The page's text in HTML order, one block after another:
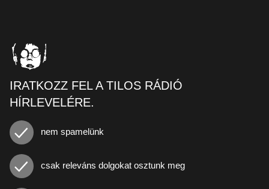
IRATKOZZ FEL A TILOS RÁDIÓ
HÍRLEVELÉRE.
nem spamelünk
csak releváns dolgokat osztunk meg